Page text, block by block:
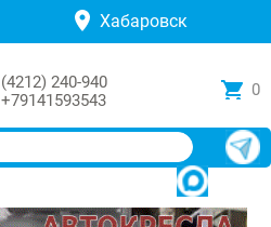
Хабаровск
(4212) 240-940
+79141593543
0